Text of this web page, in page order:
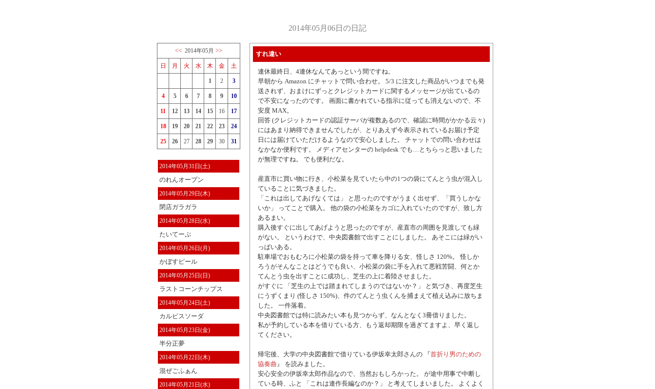
2014年05月06日の日記
<< 2014年05月 >>
日 月 火 水 木 金 土
1 2 3
4 5 6 7 8 9 10
11 12 13 14 15 16 17
18 19 20 21 22 23 24
25 26 27 28 29 30 31
2014年05月31日(土)
のれんオープン
2014年05月29日(木)
閉店ガラガラ
2014年05月28日(水)
たいてーぷ
2014年05月26日(月)
かぼすピール
2014年05月25日(日)
ラストコーンチップス
2014年05月24日(土)
カルピスソーダ
2014年05月23日(金)
半分正夢
2014年05月22日(木)
混ぜごふぁん
2014年05月21日(水)
すれ違い
連休最終日、4連休なんてあっという間ですね。
早朝から Amazon にチャットで問い合わせ。 5/3 に注文した商品がいつまでも発
送されず、おまけにずっとクレジットカードに関するメッセージが出ているの
で不安になったのです。 画面に書かれている指示に従っても消えないので、不
安度 MAX。
回答 (クレジットカードの認証サーバが複数あるので、確認に時間がかかる云々)
にはあまり納得できませんでしたが、とりあえず今表示されているお届け予定
日には届けていただけるようなので安心しました。 チャットでの問い合わせは
なかなか便利です。 メディアセンターの helpdesk でも…とちらっと思いました
が無理ですね。 でも便利だな。
産直市に買い物に行き、小松菜を見ていたら中の1つの袋にてんとう虫が混入し
ていることに気づきました。
「これは出してあげなくては」 と思ったのですがうまく出せず、「買うしかな
いか」 ってことで購入。 他の袋の小松菜をカゴに入れていたのですが、致し方
あるまい。
購入後すぐに出してあげようと思ったのですが、産直市の周囲を見渡しても緑
がない。 というわけで、中央図書館で出すことにしました。 あそこには緑がい
っぱいある。
駐車場でおもむろに小松菜の袋を持って車を降りる女、怪しさ 120%。 怪しか
ろうがそんなことはどうでも良い、小松菜の袋に手を入れて悪戦苦闘、何とか
てんとう虫を出すことに成功し、芝生の上に着陸させました。
がすぐに 「芝生の上では踏まれてしまうのではないか？」 と気づき、再度芝生
にうずくまり (怪しさ 150%)、件のてんとう虫くんを捕まえて植え込みに放ちま
した。 一件落着。
中央図書館では特に読みたい本も見つからず、なんとなく3冊借りました。
私が予約している本を借りている方、もう返却期限を過ぎてますよ、早く返し
てください。
帰宅後、大学の中央図書館で借りている伊坂幸太郎さんの 『首折り男のための
協奏曲』 を読みました。
安心安全の伊坂幸太郎作品なので、当然おもしろかった。 が途中用事で中断し
ている時、ふと 「これは連作長編なのか？」 と考えてしまいました。 よくよく